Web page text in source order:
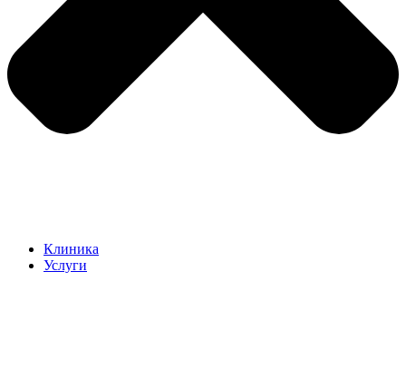
Клиника
Услуги